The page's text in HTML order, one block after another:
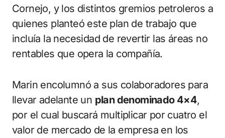
Cornejo, y los distintos gremios petroleros a
quienes planteó este plan de trabajo que
incluía la necesidad de revertir las áreas no
rentables que opera la compañía.
Marin encolumnó a sus colaboradores para
llevar adelante un plan denominado 4×4,
por el cual buscará multiplicar por cuatro el
valor de mercado de la empresa en los